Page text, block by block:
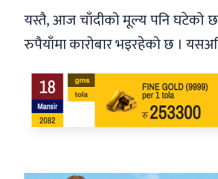
यस्तै, आज चाँदीको मूल्य पनि घटेको
रुपैयाँमा कारोबार भइरहेको छ ।